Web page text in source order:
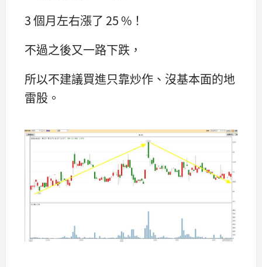
3 個月左右漲了 25 %！
不過之後又一路下跌，
所以不建議買進只靠炒作、沒基本面的地
雷股。